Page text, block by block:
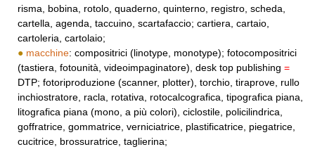
risma, bobina, rotolo, quaderno, quinterno, registro, scheda,
cartella, agenda, taccuino, scartafaccio; cartiera, cartaio,
cartoleria, cartolaio;
● macchine: compositrici (linotype, monotype); fotocompositrici
(tastiera, fotounità, videoimpaginatore), desk top publishing =
DTP; fotoriproduzione (scanner, plotter), torchio, tiraprove, rullo
inchiostratore, racla, rotativa, rotocalcografica, tipografica piana,
litografica piana (mono, a più colori), ciclostile, policilindrica,
goffratrice, gommatrice, verniciatrice, plastificatrice, piegatrice,
cucitrice, brossuratrice, taglierina;